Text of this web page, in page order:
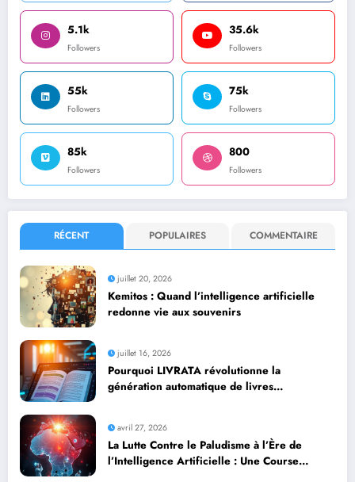
5.1k
Followers
35.6k
Followers
55k
Followers
75k
Followers
85k
Followers
800
Followers
RÉCENT POPULAIRES COMMENTAIRE
juillet 20, 2026
Kemitos : Quand l’intelligence artificielle
redonne vie aux souvenirs
juillet 16, 2026
Pourquoi LIVRATA révolutionne la
génération automatique de livres
avril 27, 2026
La Lutte Contre le Paludisme à l’Ère de
l’Intelligence Artificielle : Une Course